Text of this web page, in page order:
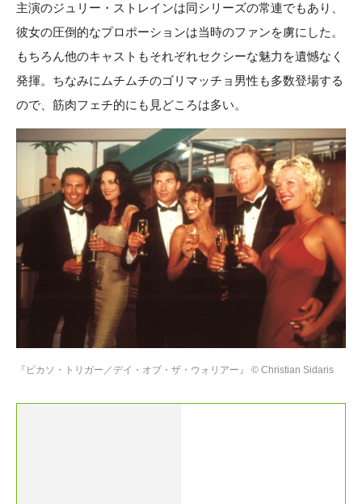
主演のジュリー・ストレインは同シリーズの常連でもあり、
彼女の圧倒的なプロポーションは当時のファンを虜にした。
もちろん他のキャストもそれぞれセクシーな魅力を遺憾なく
発揮。ちなみにムチムチのゴリマッチョ男性も多数登場する
ので、筋肉フェチ的にも見どころは多い。
『ピカソ・トリガー／デイ・オブ・ザ・ウォリアー』 © Christian Sidaris